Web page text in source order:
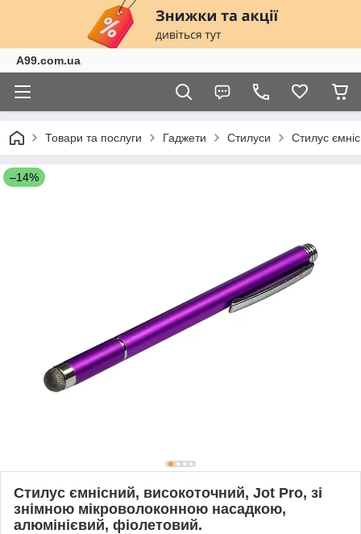
A99.com.ua
Товари та послуги Гаджети Стилуси Стилус
–14%
Стилус ємнісний, високоточний, Jot Pro, зі
знімною мікроволоконною насадкою,
алюмінієвий, фіолетовий.